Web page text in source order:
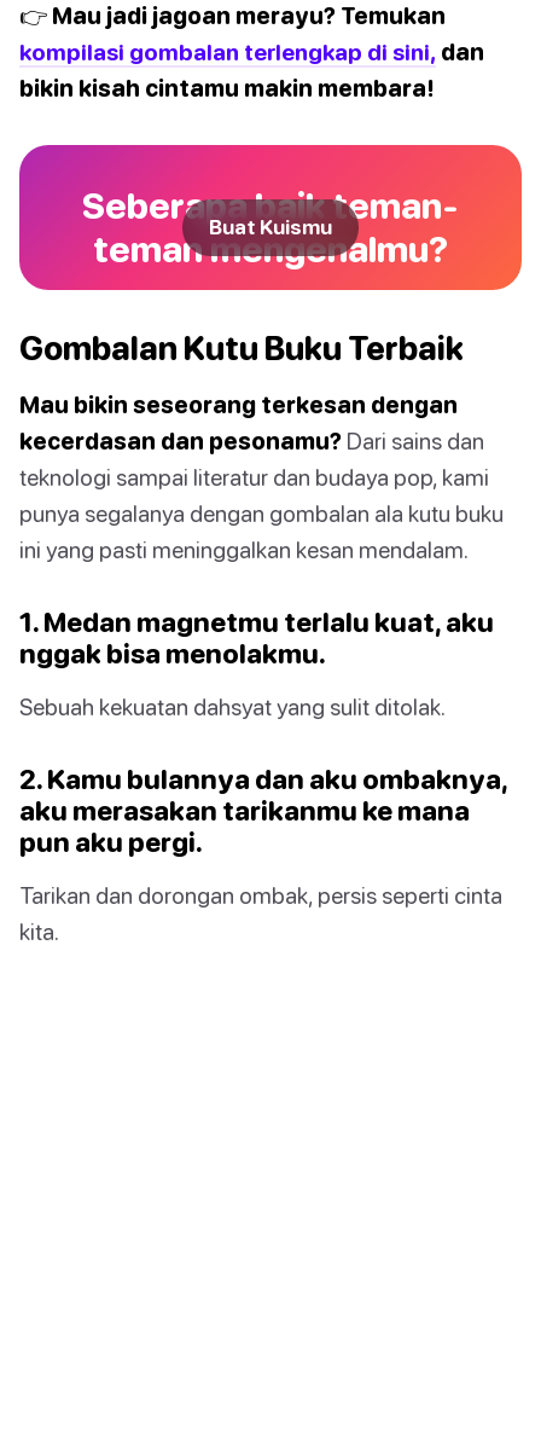
👉 Mau jadi jagoan merayu? Temukan
kompilasi gombalan terlengkap di sini, dan
bikin kisah cintamu makin membara!
Seberapa baik teman-
teman mengenalmu?
Buat Kuismu
Gombalan Kutu Buku Terbaik
Mau bikin seseorang terkesan dengan
kecerdasan dan pesonamu? Dari sains dan
teknologi sampai literatur dan budaya pop, kami
punya segalanya dengan gombalan ala kutu buku
ini yang pasti meninggalkan kesan mendalam.
1. Medan magnetmu terlalu kuat, aku
nggak bisa menolakmu.
Sebuah kekuatan dahsyat yang sulit ditolak.
2. Kamu bulannya dan aku ombaknya,
aku merasakan tarikanmu ke mana
pun aku pergi.
Tarikan dan dorongan ombak, persis seperti cinta
kita.